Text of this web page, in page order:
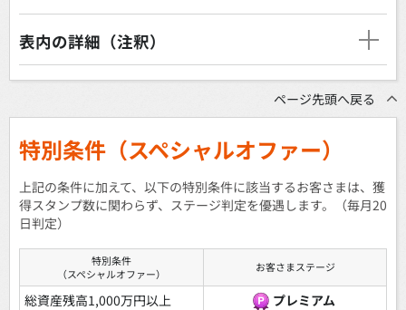
表内の詳細（注釈）
ページ先頭へ戻る
特別条件（スペシャルオファー）
上記の条件に加えて、以下の特別条件に該当するお客さまは、獲
得スタンプ数に関わらず、ステージ判定を優遇します。（毎月20
日判定）
特別条件
（スペシャルオファー）
お客さまステージ
総資産残高1,000万円以上
プレミアム